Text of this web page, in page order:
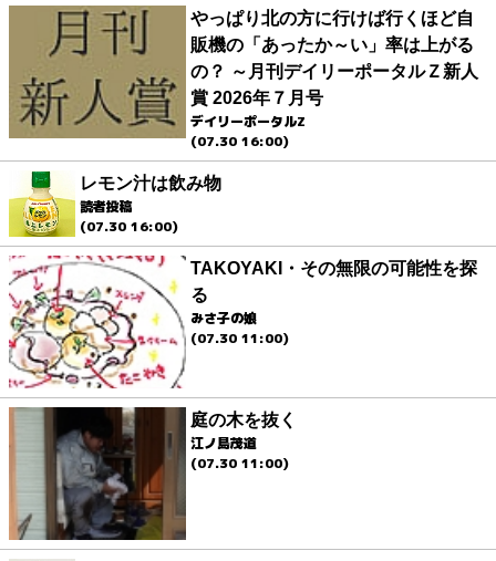
やっぱり北の方に行けば行くほど自
販機の「あったか～い」率は上がる
の？ ～月刊デイリーポータルＺ新人
賞 2026年７月号
デイリーポータルZ
(07.30 16:00)
レモン汁は飲み物
読者投稿
(07.30 16:00)
TAKOYAKI・その無限の可能性を探
る
みさ子の娘
(07.30 11:00)
庭の木を抜く
江ノ島茂道
(07.30 11:00)